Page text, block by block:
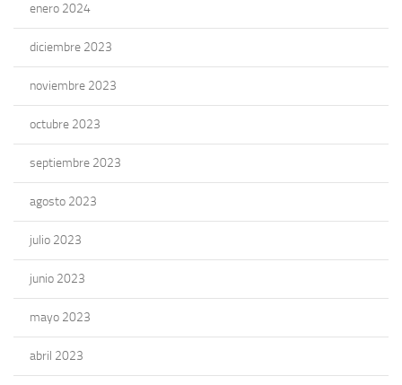
enero 2024
diciembre 2023
noviembre 2023
octubre 2023
septiembre 2023
agosto 2023
julio 2023
junio 2023
mayo 2023
abril 2023